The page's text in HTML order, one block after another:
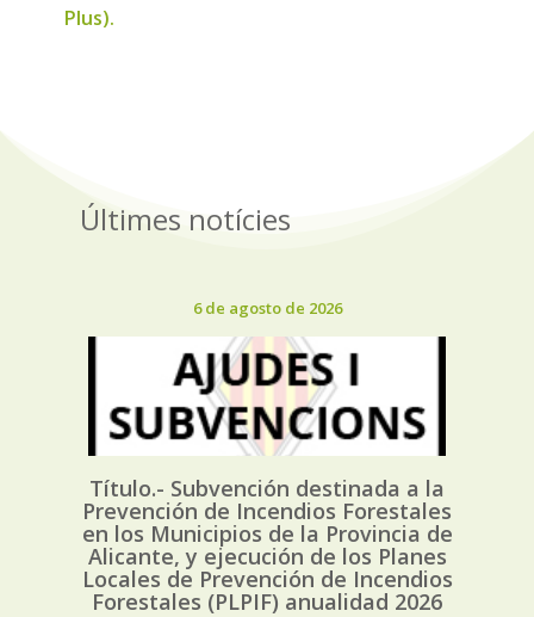
Plus).
Últimes notícies
6 de agosto de 2026
Título.- Subvención destinada a la
Prevención de Incendios Forestales
en los Municipios de la Provincia de
Alicante, y ejecución de los Planes
Locales de Prevención de Incendios
Forestales (PLPIF) anualidad 2026